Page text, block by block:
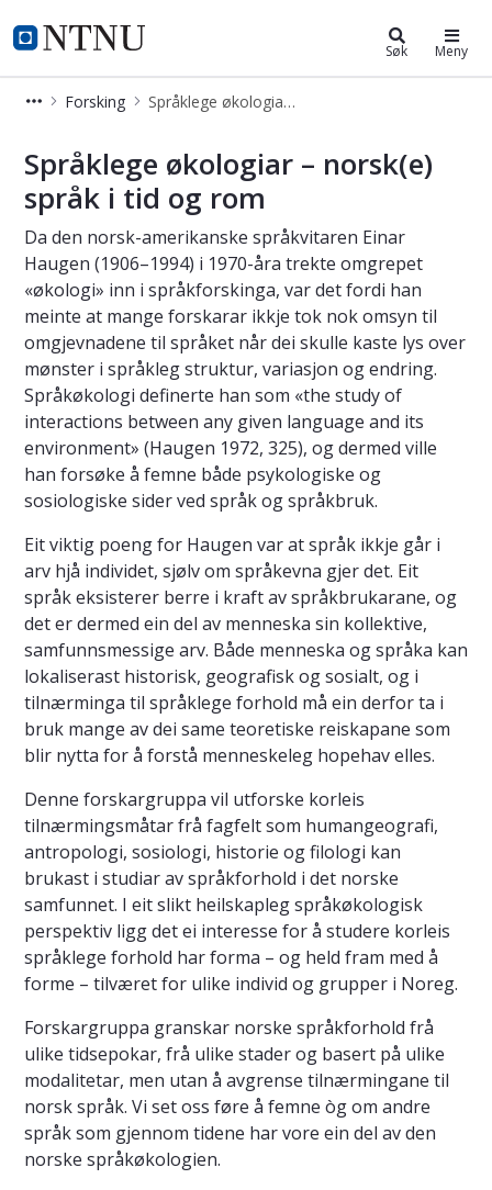
NTNU Hjemmeside
Institutt for språk og litteratur
Søk Meny
Forsking Språklege økologiar – norsk(e) språk i tid og rom
Språklege økologiar – norsk(e)
språk i tid og rom
Da den norsk-amerikanske språkvitaren Einar
Haugen (1906–1994) i 1970-åra trekte omgrepet
«økologi» inn i språkforskinga, var det fordi han
meinte at mange forskarar ikkje tok nok omsyn til
omgjevnadene til språket når dei skulle kaste lys over
mønster i språkleg struktur, variasjon og endring.
Språkøkologi definerte han som «the study of
interactions between any given language and its
environment» (Haugen 1972, 325), og dermed ville
han forsøke å femne både psykologiske og
sosiologiske sider ved språk og språkbruk.
Eit viktig poeng for Haugen var at språk ikkje går i
arv hjå individet, sjølv om språkevna gjer det. Eit
språk eksisterer berre i kraft av språkbrukarane, og
det er dermed ein del av menneska sin kollektive,
samfunnsmessige arv. Både menneska og språka kan
lokaliserast historisk, geografisk og sosialt, og i
tilnærminga til språklege forhold må ein derfor ta i
bruk mange av dei same teoretiske reiskapane som
blir nytta for å forstå menneskeleg hopehav elles.
Denne forskargruppa vil utforske korleis
tilnærmingsmåtar frå fagfelt som humangeografi,
antropologi, sosiologi, historie og filologi kan
brukast i studiar av språkforhold i det norske
samfunnet. I eit slikt heilskapleg språkøkologisk
perspektiv ligg det ei interesse for å studere korleis
språklege forhold har forma – og held fram med å
forme – tilværet for ulike individ og grupper i Noreg.
Forskargruppa granskar norske språkforhold frå
ulike tidsepokar, frå ulike stader og basert på ulike
modalitetar, men utan å avgrense tilnærmingane til
norsk språk. Vi set oss føre å femne òg om andre
språk som gjennom tidene har vore ein del av den
norske språkøkologien.